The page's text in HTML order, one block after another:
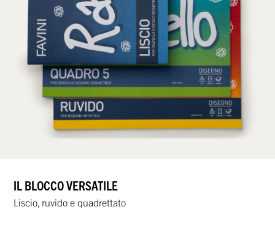
IL BLOCCO VERSATILE
Liscio, ruvido e quadrettato